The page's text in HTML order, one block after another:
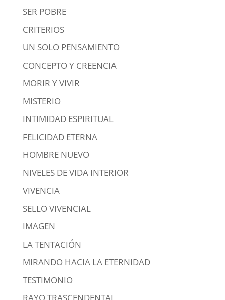
SER POBRE
CRITERIOS
UN SOLO PENSAMIENTO
CONCEPTO Y CREENCIA
MORIR Y VIVIR
MISTERIO
INTIMIDAD ESPIRITUAL
FELICIDAD ETERNA
HOMBRE NUEVO
NIVELES DE VIDA INTERIOR
VIVENCIA
SELLO VIVENCIAL
IMAGEN
LA TENTACIÓN
MIRANDO HACIA LA ETERNIDAD
TESTIMONIO